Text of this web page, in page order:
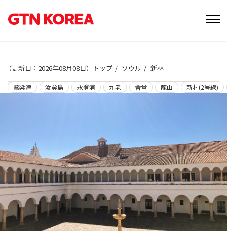
（更新日：2026年08月08日） トップ ソウル 新林
鷺梁津 汝矣島 永登浦 九老 舎堂 龍山 新村(2号線)